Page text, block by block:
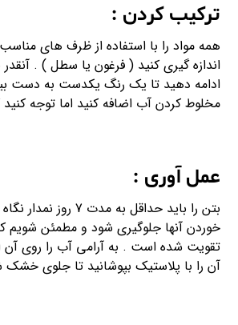
ترکیب کردن :
همه مواد را با استفاده از ظرف های
اندازه گیری کنید ( فرغون یا سطل ) .
ادامه دهید تا یک رنگ یکدست به دست
مخلوط کردن آب اضافه کنید اما توجه کنید
عمل آوری :
بتن را باید حداقل به مدت 7
خوردن آنها جلوگیری شود و مطمئن شویم
تقویت شده است . به آرامی آب را روی آن
آن را با پلاستیک بپوشانید تا جلوی خشک